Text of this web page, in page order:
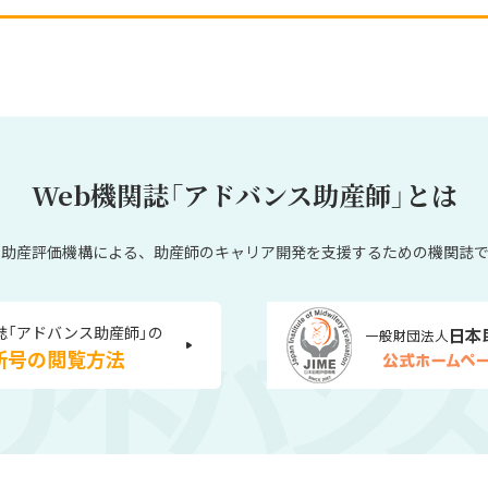
Web機関誌「アドバンス助産師」とは
産評価機構による、 助産師のキャリア開発を支援するための機関誌
アドバンス助産師」の
号の閲覧方法